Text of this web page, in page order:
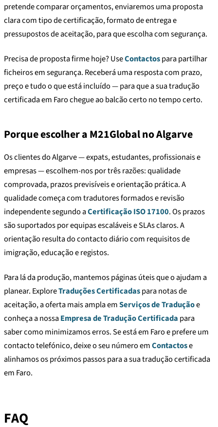
pretende comparar orçamentos, enviaremos uma proposta
clara com tipo de certificação, formato de entrega e
pressupostos de aceitação, para que escolha com segurança.
Precisa de proposta firme hoje? UseContactospara partilhar
ficheiros em segurança. Receberá uma resposta com prazo,
preço e tudo o que está incluído — para que a sua tradução
certificada em Faro chegue ao balcão certo no tempo certo.
Porque escolher a M21Global no Algarve
Os clientes do Algarve — expats, estudantes, profissionais e
empresas — escolhem-nos por três razões: qualidade
comprovada, prazos previsíveis e orientação prática. A
qualidade começa com tradutores formados e revisão
independente segundo aCertificação ISO 17100. Os prazos
são suportados por equipas escaláveis e SLAs claros. A
orientação resulta do contacto diário com requisitos de
imigração, educação e registos.
Para lá da produção, mantemos páginas úteis que o ajudam a
planear. ExploreTraduções Certificadaspara notas de
aceitação, a oferta mais ampla emServiços de Traduçãoe
conheça a nossaEmpresa de Tradução Certificada para
saber como minimizamos erros. Se está em Faro e prefere um
contacto telefónico, deixe o seu número emContactose
alinhamos os próximos passos para a sua tradução certificada
em Faro.
FAQ